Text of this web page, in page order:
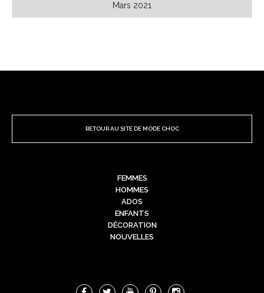
Mars 2021
RETOUR AU SITE DE MODE CHOC
FEMMES
HOMMES
ADOS
ENFANTS
DÉCORATION
NOUVELLES